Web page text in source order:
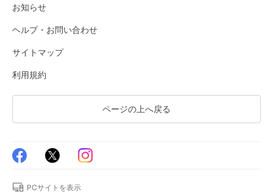
お知らせ
ヘルプ・お問い合わせ
サイトマップ
利用規約
ページの上へ戻る
PCサイトを表示